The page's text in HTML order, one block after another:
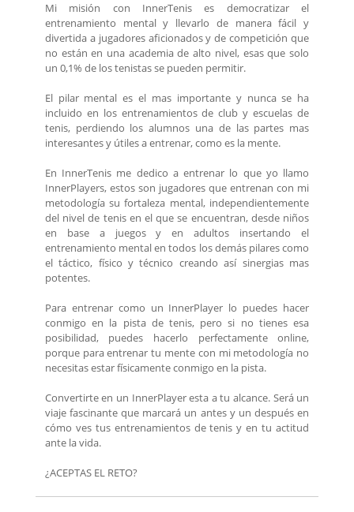
Mi misión con InnerTenis es democratizar el
entrenamiento mental y llevarlo de manera fácil y
divertida a jugadores aficionados y de competición que
no están en una academia de alto nivel, esas que solo
un 0,1% de los tenistas se pueden permitir.
El pilar mental es el mas importante y nunca se ha
incluido en los entrenamientos de club y escuelas de
tenis, perdiendo los alumnos una de las partes mas
interesantes y útiles a entrenar, como es la mente.
En InnerTenis me dedico a entrenar lo que yo llamo
InnerPlayers, estos son jugadores que entrenan con mi
metodología su fortaleza mental, independientemente
del nivel de tenis en el que se encuentran, desde niños
en base a juegos y en adultos insertando el
entrenamiento mental en todos los demás pilares como
el táctico, físico y técnico creando así sinergias mas
potentes.
Para entrenar como un InnerPlayer lo puedes hacer
conmigo en la pista de tenis, pero si no tienes esa
posibilidad, puedes hacerlo perfectamente online,
porque para entrenar tu mente con mi metodología no
necesitas estar físicamente conmigo en la pista.
Convertirte en un InnerPlayer esta a tu alcance. Será un
viaje fascinante que marcará un antes y un después en
cómo ves tus entrenamientos de tenis y en tu actitud
ante la vida.
¿ACEPTAS EL RETO?